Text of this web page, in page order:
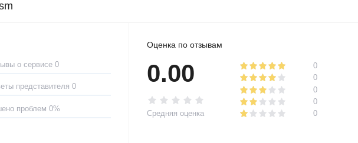
о сервисе 0
представителя 0
проблем 0%
Оценка по отзывам
0.00
Средняя оценка
0
0
0
0
0